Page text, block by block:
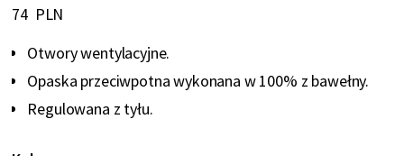
galerii
74 PLN
Otwory wentylacyjne.
Opaska przeciwpotna wykonana w 100% z bawełny.
Regulowana z tyłu.